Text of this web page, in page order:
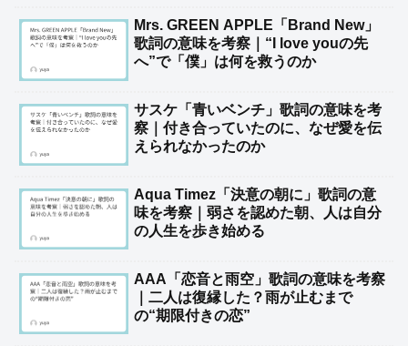
Mrs. GREEN APPLE「Brand New」
歌詞の意味を考察｜“I love youの先
へ”で「僕」は何を救うのか
サスケ「青いベンチ」歌詞の意味を考
察｜付き合っていたのに、なぜ愛を伝
えられなかったのか
Aqua Timez「決意の朝に」歌詞の意
味を考察｜弱さを認めた朝、人は自分
の人生を歩き始める
AAA「恋音と雨空」歌詞の意味を考察
｜二人は復縁した？雨が止むまで
の“期限付きの恋”